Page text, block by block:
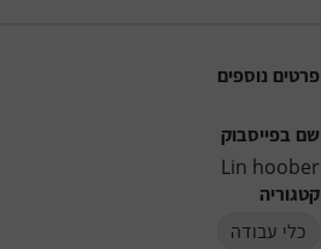
פרטים נוספים
שם בפייסבוק
Lin hoober
קטגוריה
כלי עבודה